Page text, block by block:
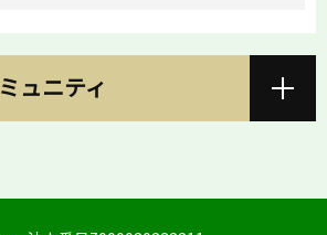
ュニティ